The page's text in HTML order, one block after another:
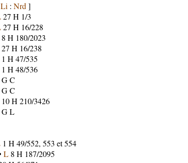
Li : Nrd ]
27 H 1/3
27 H 16/228
H 180/2023
H 16/238
H 47/535
H 48/536
C
C
H 210/3426
L
1 H 49/552, 553 et 554
L8 H 187/2095